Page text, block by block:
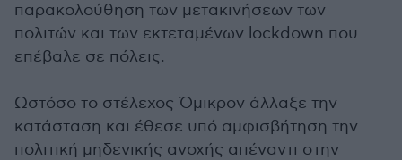
παρακολούθηση των μετακινήσεων των
πολιτών και των εκτεταμένων lockdown που
επέβαλε σε πόλεις.
Ωστόσο το στέλεχος Όμικρον άλλαξε την
κατάσταση και έθεσε υπό αμφισβήτηση την
πολιτική μηδενικής ανοχής απέναντι στην